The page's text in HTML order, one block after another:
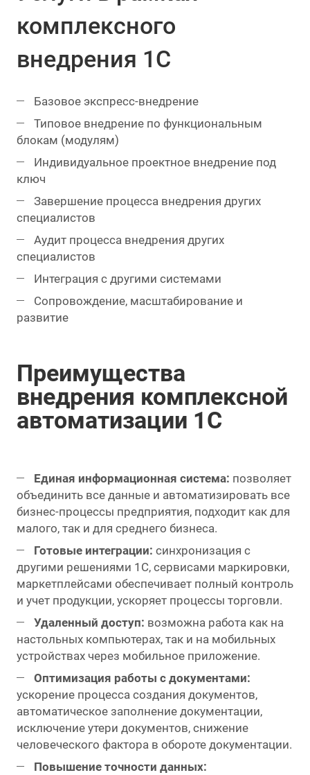
комплексного
внедрения 1С
Базовое экспресс-внедрение
Типовое внедрение по функциональным
блокам (модулям)
Индивидуальное проектное внедрение под
ключ
Завершение процесса внедрения других
специалистов
Аудит процесса внедрения других
специалистов
Интеграция с другими системами
Сопровождение, масштабирование и
развитие
Преимущества
внедрения комплексной
автоматизации 1С
Единая информационная система: позволяет
объединить все данные и автоматизировать все
бизнес-процессы предприятия, подходит как для
малого, так и для среднего бизнеса.
Готовые интеграции: синхронизация с
другими решениями 1С, сервисами маркировки,
маркетплейсами обеспечивает полный контроль
и учет продукции, ускоряет процессы торговли.
Удаленный доступ: возможна работа как на
настольных компьютерах, так и на мобильных
устройствах через мобильное приложение.
Оптимизация работы с документами:
ускорение процесса создания документов,
автоматическое заполнение документации,
исключение утери документов, снижение
человеческого фактора в обороте документации.
Повышение точности данных: